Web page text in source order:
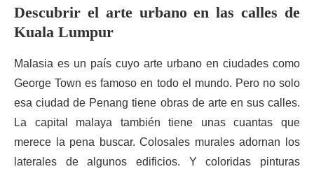
Descubrir el arte urbano en las calles de
Kuala Lumpur
Malasia es un país cuyo arte urbano en ciudades como
George Town es famoso en todo el mundo. Pero no solo
esa ciudad de Penang tiene obras de arte en sus calles.
La capital malaya también tiene unas cuantas que
merece la pena buscar. Colosales murales adornan los
laterales de algunos edificios. Y coloridas pinturas